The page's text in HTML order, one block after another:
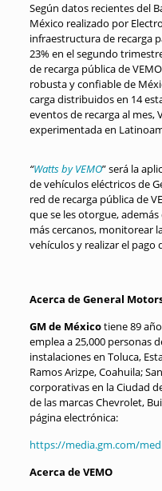
Según datos recientes del
México realizado por
infraestructura de recarga
23% en el segundo
de recarga pública de
robusta y confiable de
carga distribuidos en 14
eventos de recarga al mes,
experimentada en
“Watts by VEMO” será la
de vehículos eléctricos de
red de recarga pública de
que se les otorgue,
más cercanos, monitorear
vehículos y realizar el pago
Acerca de General
GM de Méxicotiene 89
emplea a 25,000 personas
instalaciones en Toluca,
Ramos Arizpe, Coahuila;
corporativas en la Ciudad
de las marcas Chevrolet,
página electrónica:
https://media.gm.com/
Acerca de VEMO